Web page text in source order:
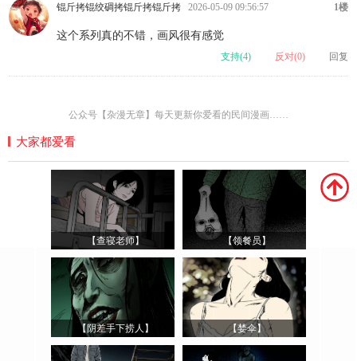
1楼
锟斤拷锟绞碉拷锟斤拷锟斤拷 2026-05-09 09:56:57
这个系列真的不错，画风很有感觉
支持(4) 反对(0) 回复
公众号【杂漫无章】每天更新你爱看的民间漫画……
大家都爱看
【查寝老师】 【领餐员】
【阴差手下捞人】 【婪伞】